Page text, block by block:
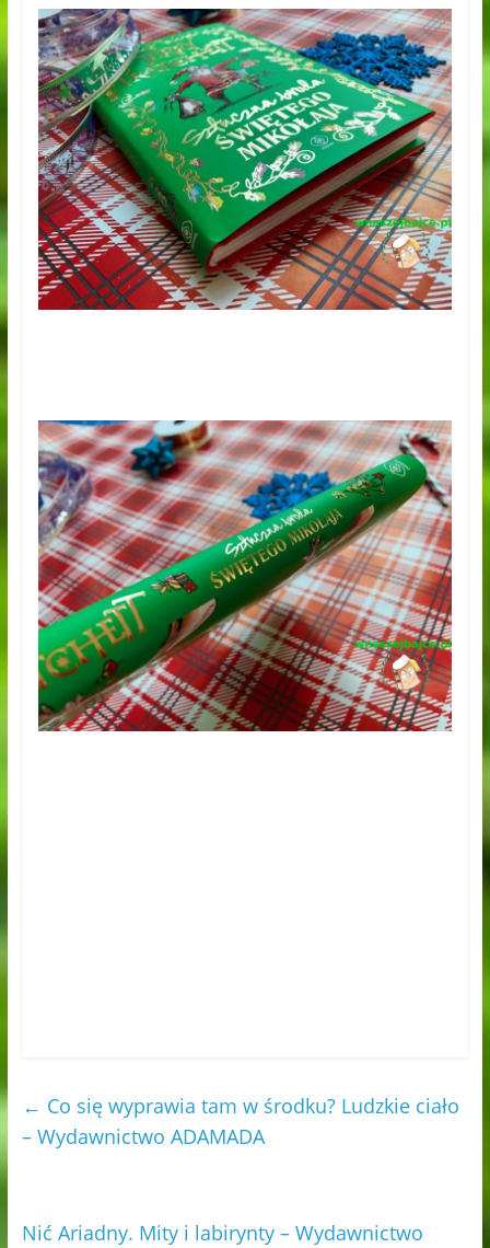
← Co się wyprawia tam w środku? Ludzkie ciało
– Wydawnictwo ADAMADA
Nić Ariadny. Mity i labirynty – Wydawnictwo